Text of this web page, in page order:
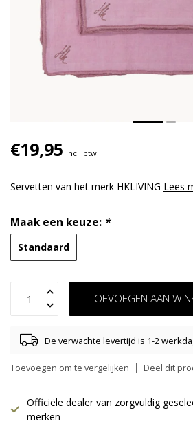
€19,95 Incl. btw
Servetten van het merk HKLIVING Lees
Maak een keuze: *
Standaard
TOEVOEGEN AAN
De verwachte levertijd is 1-2
Toevoegen om te vergelijken Deel dit
Officiële dealer van zorgvuldig
merken